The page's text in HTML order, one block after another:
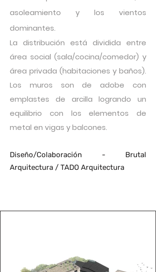
asoleamiento y los vientos
dominantes.
La distribución está dividida entre
área social (sala/cocina/comedor) y
área privada (habitaciones y baños).
Los muros son de adobe con
emplastes de arcilla logrando un
equilibrio con los elementos de
metal en vigas y balcones.
Diseño/Colaboración - Brutal
Arquitectura / TADO Arquitectura